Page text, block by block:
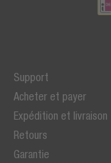
Support
Acheter et payer
Expédition et livraison
Retours
Garantie